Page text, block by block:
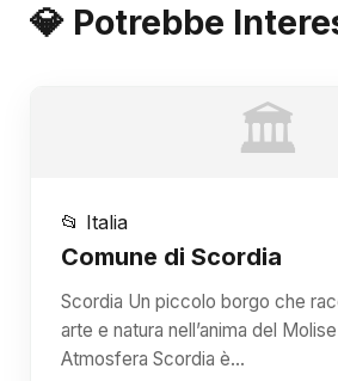
💎 Potrebbe
🏛️
📂 Italia
Comune di Scordia
Scordia Un piccolo borgo che
arte e natura nell’anima del
Atmosfera Scordia è…